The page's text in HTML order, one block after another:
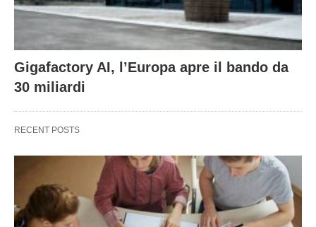
Gigafactory AI, l’Europa apre il bando da
30 miliardi
RECENT POSTS